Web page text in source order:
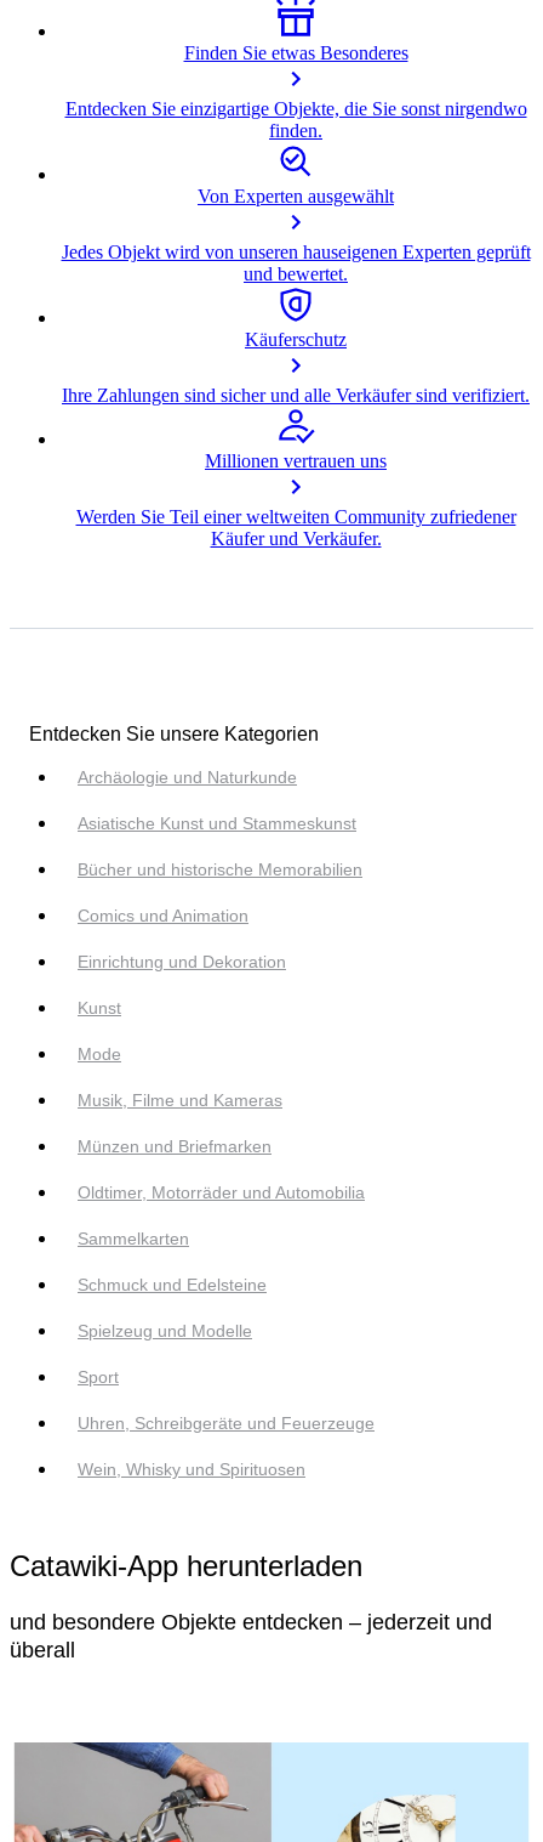
Finden Sie etwas Besonderes
Entdecken Sie einzigartige Objekte, die Sie sonst nirgendwo
finden.
Von Experten ausgewählt
Jedes Objekt wird von unseren hauseigenen Experten geprüft
und bewertet.
Käuferschutz
Ihre Zahlungen sind sicher und alle Verkäufer sind verifiziert.
Millionen vertrauen uns
Werden Sie Teil einer weltweiten Community zufriedener
Käufer und Verkäufer.
Entdecken Sie unsere Kategorien
Archäologie und Naturkunde
Asiatische Kunst und Stammeskunst
Bücher und historische Memorabilien
Comics und Animation
Einrichtung und Dekoration
Kunst
Mode
Musik, Filme und Kameras
Münzen und Briefmarken
Oldtimer, Motorräder und Automobilia
Sammelkarten
Schmuck und Edelsteine
Spielzeug und Modelle
Sport
Uhren, Schreibgeräte und Feuerzeuge
Wein, Whisky und Spirituosen
Catawiki-App herunterladen
und besondere Objekte entdecken – jederzeit und
überall